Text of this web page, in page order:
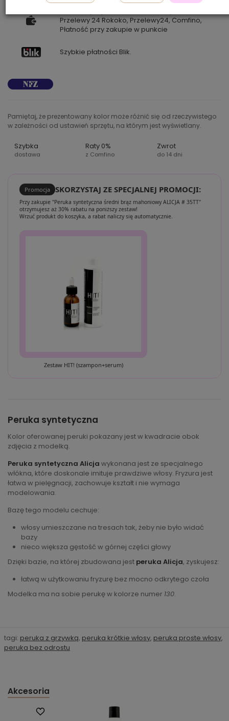
Przelewy 24 Rokoko, Przelewy24, Comfino,
Płatność przy zakupie w punkcie
Szybkie płatności Blik.
Pamiętaj, że prezentowany kolor może różnić się od rzeczywistego
w zależności od ustawień sprzętu, na którym jest wyświetlany.
Szybka
dostawa
Raty 0%
z Comfino
Zwrot
do 14 dni
Promocja SKORZYSTAJ ZE SPECJALNEJ PROMOCJI:
Przy zakupie "Peruka syntetyczna średni brąz mahoniowy ALICJA # 35TT"
otrzymujesz aż 30% rabatu na poniższy zestaw!
Wrzuć produkt do koszyka, a rabat naliczy się automatycznie.
Zestaw HIT! (szampon+serum)
Peruka syntetyczna
Kolor oferowanej peruki pokazany jest w kwadracie obok
zdjęcia z modelką.
Peruka syntetyczna Alicja wykonana jest ze specjalnego
włókna, które doskonale imituje prawdziwe włosy. Fryzura jest
łatwa w pielęgnacji, zachowuje kształt i nie wymaga
modelowania.
Bazę tego modelu cechuje:
włosy umieszczane na tresach tak, żeby nie było widać
bazy
nieco większa gęstość w górnej części głowy
Dzięki bazie, na której zbudowana jest peruka Alicja, zyskujesz:
łatwą w użytkowaniu fryzurę bez mocno odkrytego czoła
Modelka ma na sobie perukę w kolorze numer 130.
tagi: peruka z grzywką, peruka krótkie włosy, peruka proste włosy,
peruka bez odrostu
Akcesoria